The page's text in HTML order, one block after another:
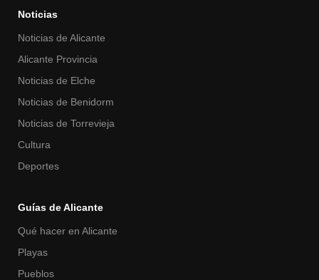
Noticias
Noticias de Alicante
Alicante Provincia
Noticias de Elche
Noticias de Benidorm
Noticias de Torrevieja
Cultura
Deportes
Guías de Alicante
Qué hacer en Alicante
Playas
Pueblos